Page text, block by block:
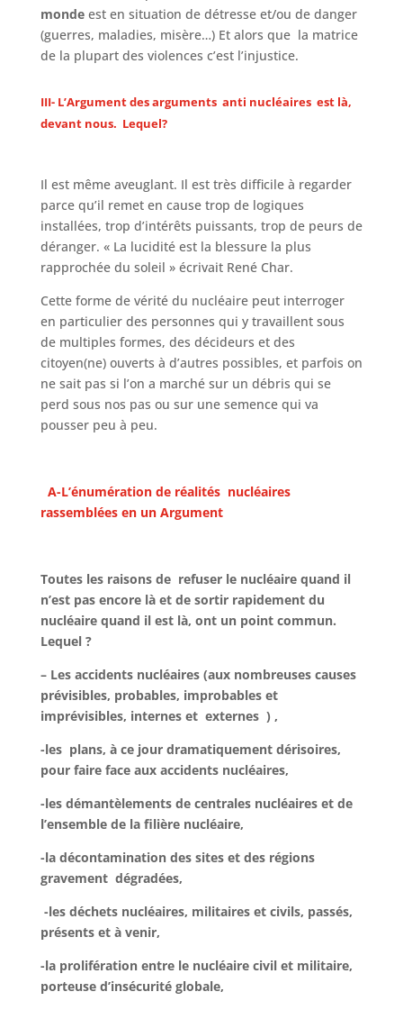
mondeest en situation de détresse et/ou de danger
(guerres, maladies, misère…) Et alors que la matrice
de la plupart des violences c’est l’injustice.
III- L’Argument des arguments anti nucléaires est là,
devant nous. Lequel?
Il est même aveuglant. Il est très difficile à regarder
parce qu’il remet en cause trop de logiques
installées, trop d’intérêts puissants, trop de peurs de
déranger. « La lucidité est la blessure la plus
rapprochée du soleil » écrivait René Char.
Cette forme de vérité du nucléaire peut interroger
en particulier des personnes qui y travaillent sous
de multiples formes, des décideurs et des
citoyen(ne) ouverts à d’autres possibles, et parfois on
ne sait pas si l’on a marché sur un débris qui se
perd sous nos pas ou sur une semence qui va
pousser peu à peu.
A-L’énumération de réalités nucléaires
rassemblées en un Argument
Toutes les raisons de refuser le nucléaire quand il
n’est pas encore là et de sortir rapidement du
nucléaire quand il est là, ont un point commun.
Lequel ?
– Les accidents nucléaires (aux nombreuses causes
prévisibles, probables, improbables et
imprévisibles, internes et externes ) ,
-les plans, à ce jour dramatiquement dérisoires,
pour faire face aux accidents nucléaires,
-les démantèlements de centrales nucléaires et de
l’ensemble de la filière nucléaire,
-la décontamination des sites et des régions
gravement dégradées,
-les déchets nucléaires, militaires et civils, passés,
présents et à venir,
-la prolifération entre le nucléaire civil et militaire,
porteuse d’insécurité globale,